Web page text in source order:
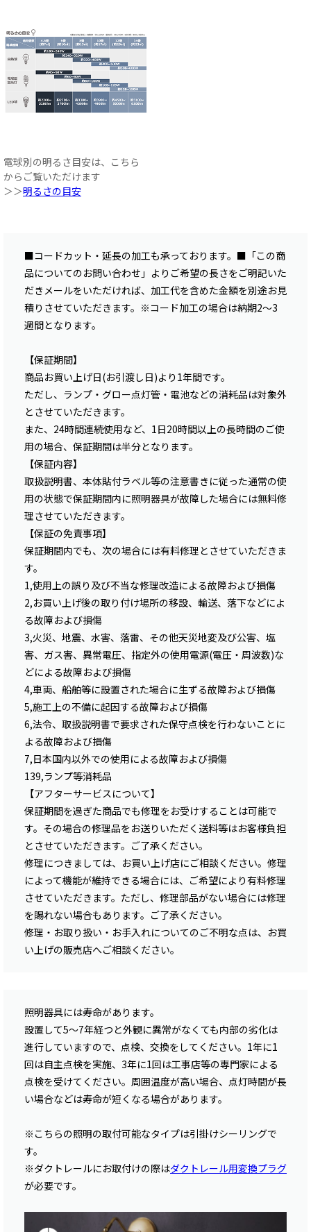
電球別の明るさ目安は、こちら
からご覧いただけます
＞＞明るさの目安
■コードカット・延長の加工も承っております。■「この商
品についてのお問い合わせ」よりご希望の長さをご明記いた
だきメールをいただければ、加工代を含めた金額を別途お見
積りさせていただきます。※コード加工の場合は納期2〜3
週間となります。
【保証期間】
商品お買い上げ日(お引渡し日)より1年間です。
ただし、ランプ・グロー点灯管・電池などの消耗品は対象外
とさせていただきます。
また、24時間連続使用など、1日20時間以上の長時間のご使
用の場合、保証期間は半分となります。
【保証内容】
取扱説明書、本体貼付ラベル等の注意書きに従った通常の使
用の状態で保証期間内に照明器具が故障した場合には無料修
理させていただきます。
【保証の免責事項】
保証期間内でも、次の場合には有料修理とさせていただきま
す。
1,使用上の誤り及び不当な修理改造による故障および損傷
2,お買い上げ後の取り付け場所の移設、輸送、落下などによ
る故障および損傷
3,火災、地震、水害、落雷、その他天災地変及び公害、塩
害、ガス害、異常電圧、指定外の使用電源(電圧・周波数)な
どによる故障および損傷
4,車両、船舶等に設置された場合に生ずる故障および損傷
5,施工上の不備に起因する故障および損傷
6,法令、取扱説明書で要求された保守点検を行わないことに
よる故障および損傷
7,日本国内以外での使用による故障および損傷
139,ランプ等消耗品
【アフターサービスについて】
保証期間を過ぎた商品でも修理をお受けすることは可能で
す。その場合の修理品をお送りいただく送料等はお客様負担
とさせていただきます。ご了承ください。
修理につきましては、お買い上げ店にご相談ください。修理
によって機能が維持できる場合には、ご希望により有料修理
させていただきます。ただし、修理部品がない場合には修理
を賜れない場合もあります。ご了承ください。
修理・お取り扱い・お手入れについてのご不明な点は、お買
い上げの販売店へご相談ください。
照明器具には寿命があります。
設置して5〜7年経つと外観に異常がなくても内部の劣化は
進行していますので、点検、交換をしてください。1年に1
回は自主点検を実施、3年に1回は工事店等の専門家による
点検を受けてください。周囲温度が高い場合、点灯時間が長
い場合などは寿命が短くなる場合があります。
※こちらの照明の取付可能なタイプは引掛けシーリングで
す。
※ダクトレールにお取付けの際はダクトレール用変換プラグ
が必要です。